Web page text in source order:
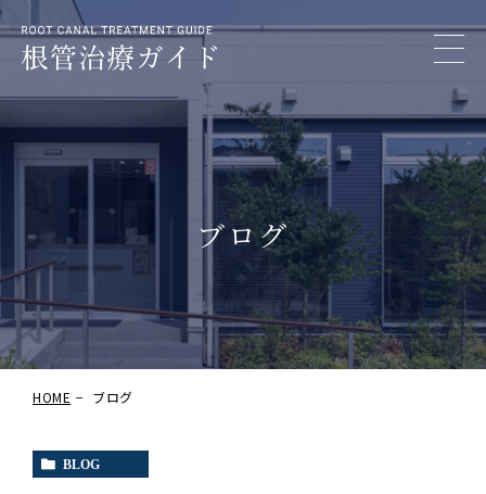
ブログ
HOME ブログ
BLOG